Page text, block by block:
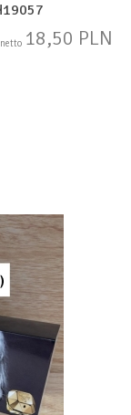
netto 18,50 PLN